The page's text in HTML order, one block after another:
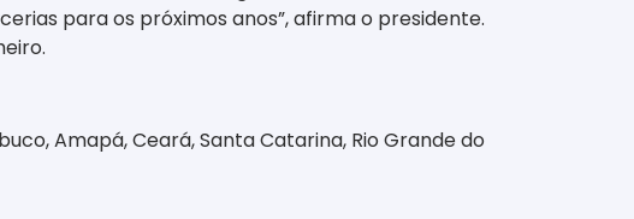
para os próximos anos”, afirma o presidente.
Amapá, Ceará, Santa Catarina, Rio Grande do